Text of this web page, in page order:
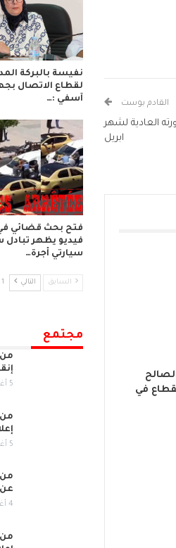
القادم بوست
العادية لشهر
ابريل
في
نفيسة بالبركة
لقطاع الاتصال
آسفي :…
فتح بحث قضائي
فيديو يظهر تبادل
سيارتي أجرة…
السابق التالي 1 من 26
مجتمع
من
5 أغسطس, 2026
من
5 أغسطس, 2026
من
4 أغسطس, 2026
من